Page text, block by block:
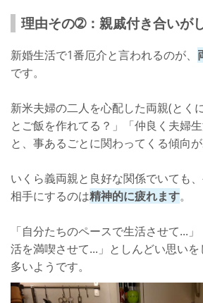
理由その➁：親戚付き合いが
新婚生活で1番厄介と言われるのが、
です。
新米夫婦の二人を心配した両親(とく
とご飯を作れてる？」「仲良く夫婦
と、事あるごとに関わってくる傾向が
いくら義両親と良好な関係でいても
相手にするのは精神的に疲れます。
「自分たちのペースで生活させて...
活を満喫させて...」としんどい思い
多いようです。